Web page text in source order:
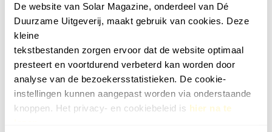
De website van Solar Magazine, onderdeel van Dé
Duurzame Uitgeverij, maakt gebruik van cookies. Deze
kleine
tekstbestanden zorgen ervoor dat de website optimaal
presteert en voortdurend verbeterd kan worden door
analyse van de bezoekersstatistieken. De cookie-
instellingen kunnen aangepast worden via onderstaande
knoppen. Het privacy- en cookiebeleid is hier na te
Installateurzoeker
Cookievoorkeuren wijzigen
English
Geef ons feedback
Vertel ons wat je van onze website vindt.
Tip de redactie